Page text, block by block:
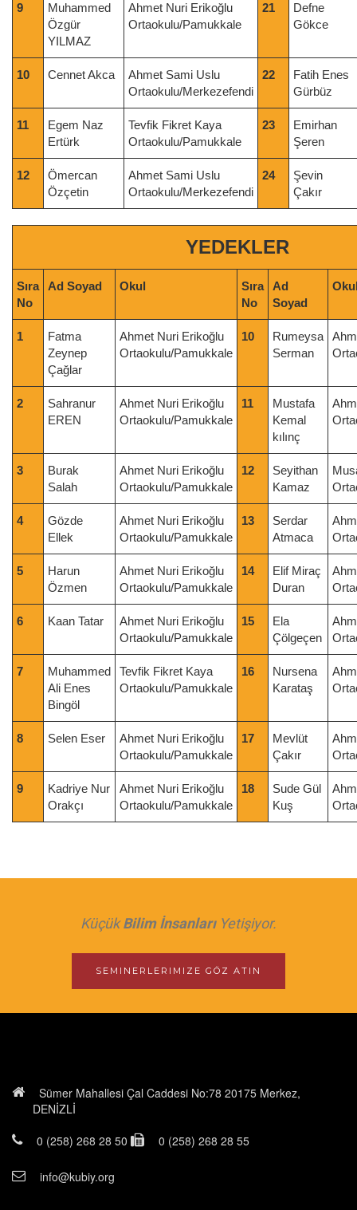
9
Muhammed
Özgür
YILMAZ
Ahmet Nuri Erikoğlu
Ortaokulu/Pamukkale
21
Defne
Gökce
10 Cennet Akca
Ahmet Sami Uslu
Ortaokulu/Merkezefendi
22
Fatih Enes
Gürbüz
11
Egem Naz
Ertürk
Tevfik Fikret Kaya
Ortaokulu/Pamukkale
23
Emirhan
Şeren
12
Ömercan
Özçetin
Ahmet Sami Uslu
Ortaokulu/Merkezefendi
24
Şevin
Çakır
YEDEKLER
Sıra
No
Ad Soyad Okul
Sıra
No
Ad
Soyad
1
Fatma
Zeynep
Çağlar
Ahmet Nuri Erikoğlu
Ortaokulu/Pamukkale
10
Rumeysa
Serman
2
Sahranur
EREN
Ahmet Nuri Erikoğlu
Ortaokulu/Pamukkale
11
Mustafa
Kemal
kılınç
3
Burak
Salah
Ahmet Nuri Erikoğlu
Ortaokulu/Pamukkale
12
Seyithan
Kamaz
4
Gözde
Ellek
Ahmet Nuri Erikoğlu
Ortaokulu/Pamukkale
13
Serdar
Atmaca
5
Harun
Özmen
Ahmet Nuri Erikoğlu
Ortaokulu/Pamukkale
14
Elif Miraç
Duran
6 Kaan Tatar
Ahmet Nuri Erikoğlu
Ortaokulu/Pamukkale
15
Ela
Çölgeçen
7
Muhammed
Ali Enes
Bingöl
Tevfik Fikret Kaya
Ortaokulu/Pamukkale
16
Nursena
Karataş
8 Selen Eser
Ahmet Nuri Erikoğlu
Ortaokulu/Pamukkale
17
Mevlüt
Çakır
9
Kadriye Nur
Orakçı
Ahmet Nuri Erikoğlu
Ortaokulu/Pamukkale
18
Sude Gül
Kuş
KüçükBilim İnsanlarıYetişiyor.
SEMINERLERIMIZE GÖZ ATIN
Sümer Mahallesi Çal Caddesi No:78 20175 Merkez,
DENİZLİ
0 (258) 268 28 50
0 (258) 268 28 55
info@kubiy.org